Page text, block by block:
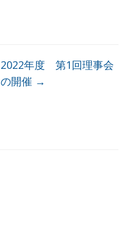
2022年度 第1回理事会
の開催 →